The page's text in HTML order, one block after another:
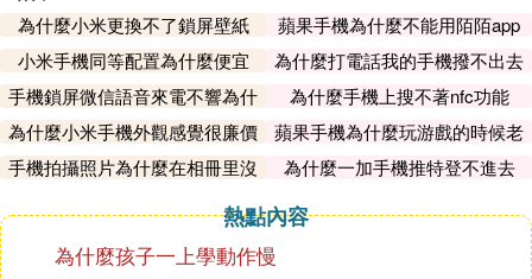
為什麼小米更換不了鎖屏壁紙
蘋果手機為什麼不能用陌陌app
小米手機同等配置為什麼便宜
為什麼打電話我的手機撥不出去
手機鎖屏微信語音來電不響為什
麼
為什麼手機上搜不著nfc功能
為什麼小米手機外觀感覺很廉價
蘋果手機為什麼玩游戲的時候老
有廣告
手機拍攝照片為什麼在相冊里沒
為什麼一加手機推特登不進去
熱點內容
為什麼孩子一上學動作慢